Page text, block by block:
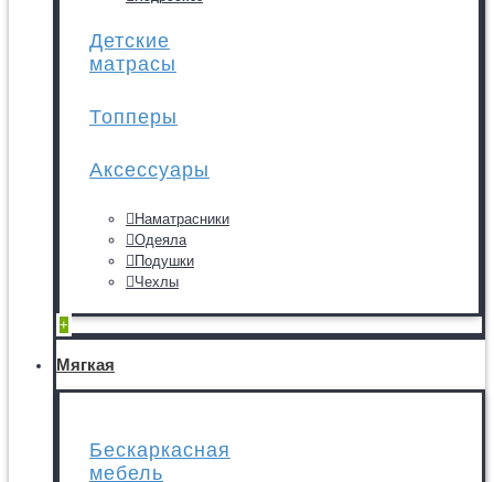
Детские
матрасы
Топперы
Аксессуары
Наматрасники
Одеяла
Подушки
Чехлы
+
Мягкая
Бескаркасная
мебель